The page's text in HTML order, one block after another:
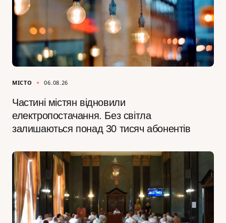
МІСТО 06.08.26
Частині містян відновили
електропостачання. Без світла
залишаються понад 30 тисяч абонентів